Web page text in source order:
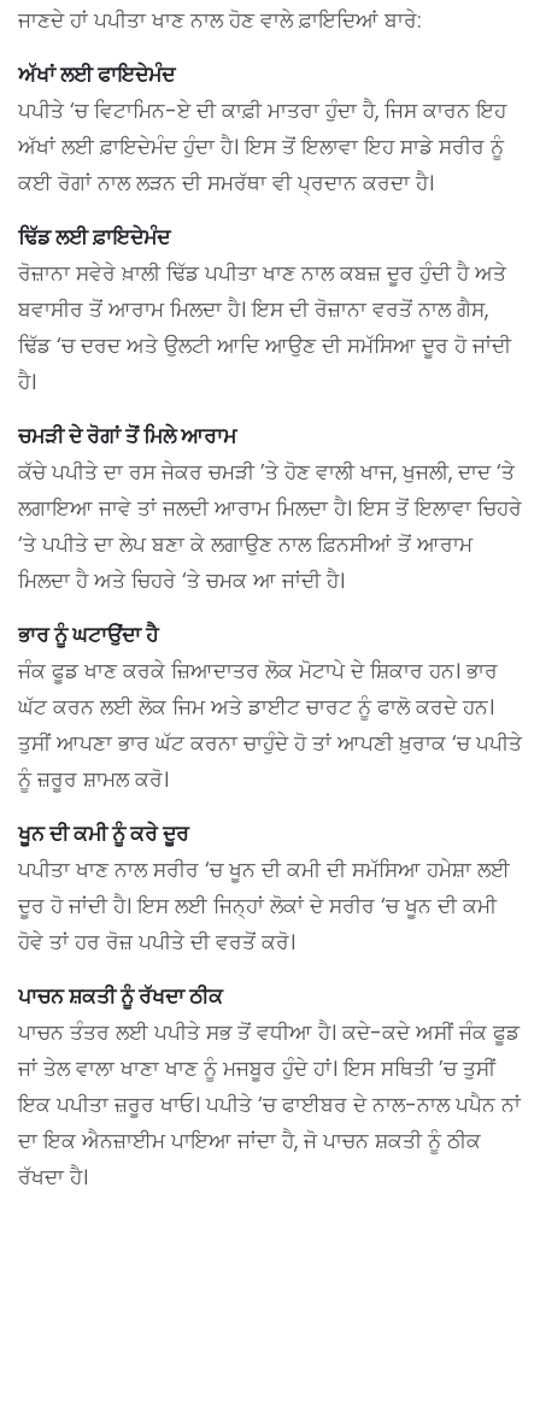
ਜਾਣਦੇ ਹਾਂ ਪਪੀਤਾ ਖਾਣ ਨਾਲ ਹੋਣ ਵਾਲੇ ਫ਼ਾਇਦਿਆਂ ਬਾਰੇ:
ਅੱਖਾਂ ਲਈ ਫਾਇਦੇਮੰਦ
ਪਪੀਤੇ ‘ਚ ਵਿਟਾਮਿਨ-ਏ ਦੀ ਕਾਫ਼ੀ ਮਾਤਰਾ ਹੁੰਦਾ ਹੈ, ਜਿਸ ਕਾਰਨ ਇਹ
ਅੱਖਾਂ ਲਈ ਫ਼ਾਇਦੇਮੰਦ ਹੁੰਦਾ ਹੈ। ਇਸ ਤੋਂ ਇਲਾਵਾ ਇਹ ਸਾਡੇ ਸਰੀਰ ਨੂੰ
ਕਈ ਰੋਗਾਂ ਨਾਲ ਲੜਨ ਦੀ ਸਮਰੱਥਾ ਵੀ ਪ੍ਰਦਾਨ ਕਰਦਾ ਹੈ।
ਢਿੱਡ ਲਈ ਫ਼ਾਇਦੇਮੰਦ
ਰੋਜ਼ਾਨਾ ਸਵੇਰੇ ਖ਼ਾਲੀ ਢਿੱਡ ਪਪੀਤਾ ਖਾਣ ਨਾਲ ਕਬਜ਼ ਦੂਰ ਹੁੰਦੀ ਹੈ ਅਤੇ
ਬਵਾਸੀਰ ਤੋਂ ਆਰਾਮ ਮਿਲਦਾ ਹੈ। ਇਸ ਦੀ ਰੋਜ਼ਾਨਾ ਵਰਤੋਂ ਨਾਲ ਗੈਸ,
ਢਿੱਡ ‘ਚ ਦਰਦ ਅਤੇ ਉਲਟੀ ਆਦਿ ਆਉਣ ਦੀ ਸਮੱਸਿਆ ਦੂਰ ਹੋ ਜਾਂਦੀ
ਹੈ।
ਚਮੜੀ ਦੇ ਰੋਗਾਂ ਤੋਂ ਮਿਲੇ ਆਰਾਮ
ਕੱਚੇ ਪਪੀਤੇ ਦਾ ਰਸ ਜੇਕਰ ਚਮੜੀ ’ਤੇ ਹੋਣ ਵਾਲੀ ਖਾਜ, ਖੁਜਲੀ, ਦਾਦ ‘ਤੇ
ਲਗਾਇਆ ਜਾਵੇ ਤਾਂ ਜਲਦੀ ਆਰਾਮ ਮਿਲਦਾ ਹੈ। ਇਸ ਤੋਂ ਇਲਾਵਾ ਚਿਹਰੇ
‘ਤੇ ਪਪੀਤੇ ਦਾ ਲੇਪ ਬਣਾ ਕੇ ਲਗਾਉਣ ਨਾਲ ਫ਼ਿਨਸੀਆਂ ਤੋਂ ਆਰਾਮ
ਮਿਲਦਾ ਹੈ ਅਤੇ ਚਿਹਰੇ ‘ਤੇ ਚਮਕ ਆ ਜਾਂਦੀ ਹੈ।
ਭਾਰ ਨੂੰ ਘਟਾਉਂਦਾ ਹੈ
ਜੰਕ ਫੂਡ ਖਾਣ ਕਰਕੇ ਜ਼ਿਆਦਾਤਰ ਲੋਕ ਮੋਟਾਪੇ ਦੇ ਸ਼ਿਕਾਰ ਹਨ। ਭਾਰ
ਘੱਟ ਕਰਨ ਲਈ ਲੋਕ ਜਿਮ ਅਤੇ ਡਾਈਟ ਚਾਰਟ ਨੂੰ ਫਾਲੋ ਕਰਦੇ ਹਨ।
ਤੁਸੀਂ ਆਪਣਾ ਭਾਰ ਘੱਟ ਕਰਨਾ ਚਾਹੁੰਦੇ ਹੋ ਤਾਂ ਆਪਣੀ ਖ਼ੁਰਾਕ ‘ਚ ਪਪੀਤੇ
ਨੂੰ ਜ਼ਰੂਰ ਸ਼ਾਮਲ ਕਰੋ।
ਖੂਨ ਦੀ ਕਮੀ ਨੂੰ ਕਰੇ ਦੂਰ
ਪਪੀਤਾ ਖਾਣ ਨਾਲ ਸਰੀਰ ‘ਚ ਖੂਨ ਦੀ ਕਮੀ ਦੀ ਸਮੱਸਿਆ ਹਮੇਸ਼ਾ ਲਈ
ਦੂਰ ਹੋ ਜਾਂਦੀ ਹੈ। ਇਸ ਲਈ ਜਿਨ੍ਹਾਂ ਲੋਕਾਂ ਦੇ ਸਰੀਰ ‘ਚ ਖੂਨ ਦੀ ਕਮੀ
ਹੋਵੇ ਤਾਂ ਹਰ ਰੋਜ਼ ਪਪੀਤੇ ਦੀ ਵਰਤੋਂ ਕਰੋ।
ਪਾਚਨ ਸ਼ਕਤੀ ਨੂੰ ਰੱਖਦਾ ਠੀਕ
ਪਾਚਨ ਤੰਤਰ ਲਈ ਪਪੀਤੇ ਸਭ ਤੋਂ ਵਧੀਆ ਹੈ। ਕਦੇ-ਕਦੇ ਅਸੀਂ ਜੰਕ ਫੂਡ
ਜਾਂ ਤੇਲ ਵਾਲਾ ਖਾਣਾ ਖਾਣ ਨੂੰ ਮਜਬੂਰ ਹੁੰਦੇ ਹਾਂ। ਇਸ ਸਥਿਤੀ ’ਚ ਤੁਸੀਂ
ਇਕ ਪਪੀਤਾ ਜ਼ਰੂਰ ਖਾਓ। ਪਪੀਤੇ ‘ਚ ਫਾਈਬਰ ਦੇ ਨਾਲ-ਨਾਲ ਪਪੈਨ ਨਾਂ
ਦਾ ਇਕ ਐਨਜ਼ਾਈਮ ਪਾਇਆ ਜਾਂਦਾ ਹੈ, ਜੋ ਪਾਚਨ ਸ਼ਕਤੀ ਨੂੰ ਠੀਕ
ਰੱਖਦਾ ਹੈ।